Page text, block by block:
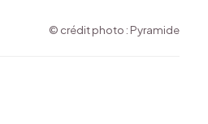
© crédit photo : Pyramide